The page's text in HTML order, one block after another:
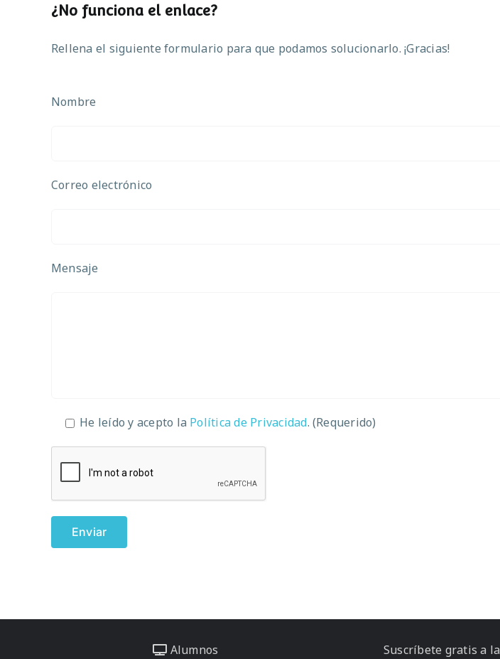
¿No funciona el enlace?
Rellena el siguiente formulario para que podamos solucionarlo. ¡Gracias!
Nombre
Correo electrónico
Mensaje
He leído y acepto la Política de Privacidad. (Requerido)
Alumnos Suscríbete gratis a la